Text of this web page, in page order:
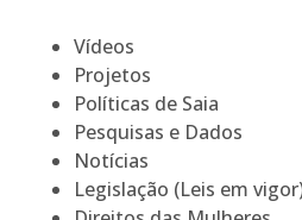
Vídeos
Projetos
Políticas de Saia
Pesquisas e Dados
Notícias
Legislação (Leis em